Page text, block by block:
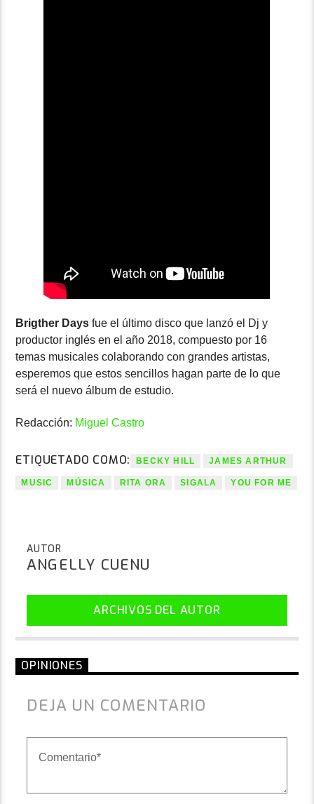
Brigther Days fue el último disco que lanzó el Dj y
productor inglés en el año 2018, compuesto por 16
temas musicales colaborando con grandes artistas,
esperemos que estos sencillos hagan parte de lo que
será el nuevo álbum de estudio.
Redacción: Miguel Castro
ETIQUETADO COMO: BECKY HILL JAMES ARTHUR
MUSIC MÚSICA RITA ORA SIGALA YOU FOR ME
AUTOR
ANGELLY CUENU
ARCHIVOS DEL AUTOR
OPINIONES
DEJA UN COMENTARIO